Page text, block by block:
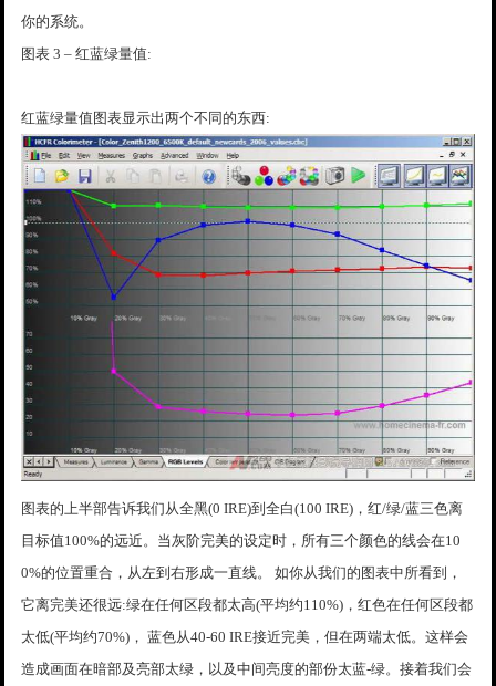
你的系统。
图表 3 – 红蓝绿量值:
红蓝绿量值图表显示出两个不同的东西:
图表的上半部告诉我们从全黑(0 IRE)到全白(100 IRE)，红/绿/蓝三色离
目标值100%的远近。当灰阶完美的设定时，所有三个颜色的线会在10
0%的位置重合，从左到右形成一直线。 如你从我们的图表中所看到，
它离完美还很远:绿在任何区段都太高(平均约110%)，红色在任何区段都
太低(平均约70%)， 蓝色从40-60 IRE接近完美，但在两端太低。这样会
造成画面在暗部及亮部太绿，以及中间亮度的部份太蓝-绿。接着我们会